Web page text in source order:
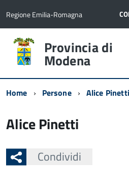
Regione Emilia-Romagna
Provincia di
Modena
Home Persone Alice Pinetti
Alice Pinetti
Condividi